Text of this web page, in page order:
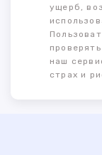
ущерб,
наш
страх и